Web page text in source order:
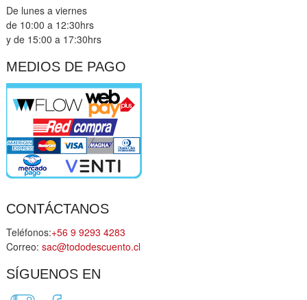
De lunes a viernes
de 10:00 a 12:30hrs
y de 15:00 a 17:30hrs
MEDIOS DE PAGO
CONTÁCTANOS
Teléfonos:+56 9 9293 4283
Correo: sac@tododescuento.cl
SÍGUENOS EN